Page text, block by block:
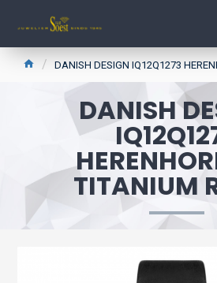
DANISH DESIGN IQ12Q1273
DANISH
TITANIUM